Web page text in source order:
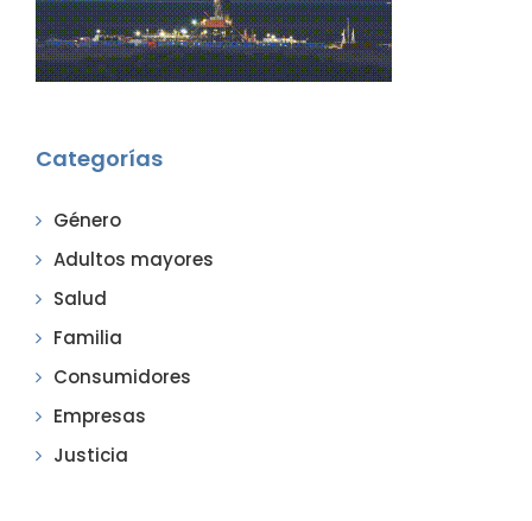
Categorías
Género
Adultos mayores
Salud
Familia
Consumidores
Empresas
Justicia